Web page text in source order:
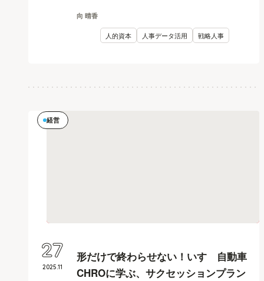
向 晴香
人的資本 人事データ活用 戦略人事
経営
形だけで終わらせない！いすゞ自動車
CHROに学ぶ、サクセッションプラン
2025.11
27